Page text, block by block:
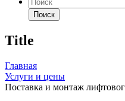
Поиск
Title
Главная
Услуги и цены
Поставка и монтаж